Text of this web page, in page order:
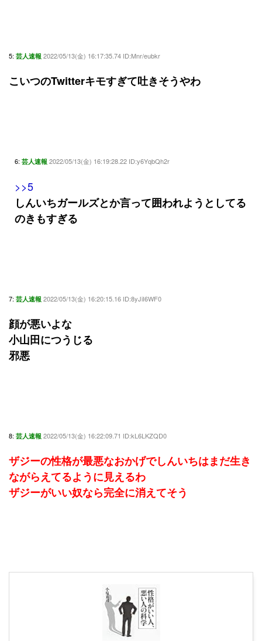
5: 芸人速報 2022/05/13(金) 16:17:35.74 ID:Mnr/eubkr
こいつのTwitterキモすぎて吐きそうやわ
6: 芸人速報 2022/05/13(金) 16:19:28.22 ID:y6YqbQh2r
>>5
しんいちガールズとか言って囲われようとしてる
のきもすぎる
7: 芸人速報 2022/05/13(金) 16:20:15.16 ID:8yJiI6WF0
顔が悪いよな
小山田につうじる
邪悪
8: 芸人速報 2022/05/13(金) 16:22:09.71 ID:kL6LKZQD0
ザジーの性格が最悪なおかげでしんいちはまだ生き
ながらえてるように見えるわ
ザジーがいい奴なら完全に消えてそう